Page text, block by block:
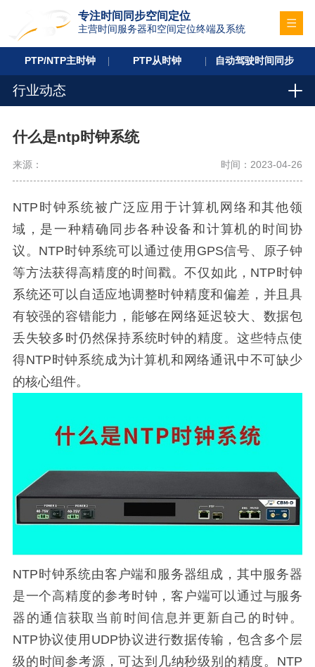
专注时间同步空间定位
主营时间服务器和空间定位终端及系统
PTP/NTP主时钟 PTP从时钟 自动驾驶时间同步
行业动态
什么是ntp时钟系统
来源： 时间：2023-04-26
NTP时钟系统被广泛应用于计算机网络和其他领
域，是一种精确同步各种设备和计算机的时间协
议。NTP时钟系统可以通过使用GPS信号、原子钟
等方法获得高精度的时间戳。不仅如此，NTP时钟
系统还可以自适应地调整时钟精度和偏差，并且具
有较强的容错能力，能够在网络延迟较大、数据包
丢失较多时仍然保持系统时钟的精度。这些特点使
得NTP时钟系统成为计算机和网络通讯中不可缺少
的核心组件。
NTP时钟系统由客户端和服务器组成，其中服务器
是一个高精度的参考时钟，客户端可以通过与服务
器的通信获取当前时间信息并更新自己的时钟。
NTP协议使用UDP协议进行数据传输，包含多个层
级的时间参考源，可达到几纳秒级别的精度。NTP